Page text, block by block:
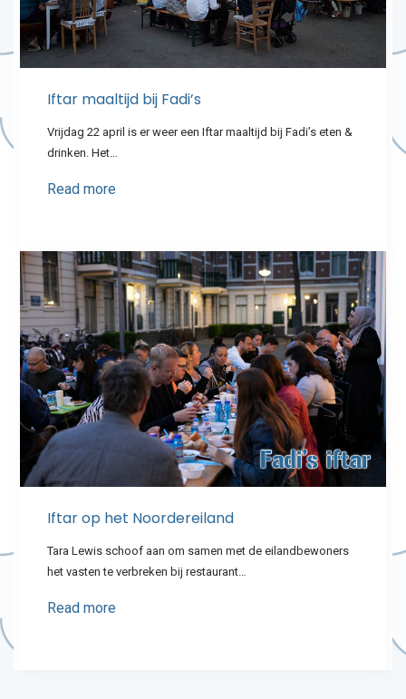
Iftar maaltijd bij Fadi’s
Vrijdag 22 april is er weer een Iftar maaltijd bij Fadi’s eten &
drinken. Het…
Read more
Iftar op het Noordereiland
Tara Lewis schoof aan om samen met de eilandbewoners
het vasten te verbreken bij restaurant…
Read more